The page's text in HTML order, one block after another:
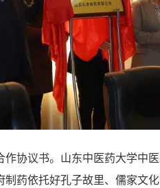
协议书。山东中医药大学中
药依托好孔子故里、儒家文